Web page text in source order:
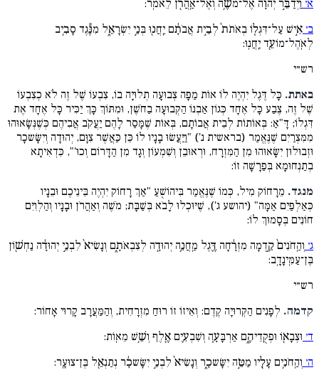
א׳ וַיְדַבֵּ֣ר יְהוָֹ֔ה אֶל־משֶׁ֥ה וְאֶל־אַֽהֲרֹ֖ן לֵאמֹֽר:
ב׳ אִ֣ישׁ עַל־דִּגְל֤וֹ בְאֹתֹת֙ לְבֵ֣ית אֲבֹתָ֔ם יַֽחֲנ֖וּ בְּנֵ֣י יִשְׂרָאֵ֑ל מִנֶּ֕גֶד סָבִ֥יב
לְאֹֽהֶל־מוֹעֵ֖ד יַֽחֲנֽוּ:
רש״י
באתת. כָּל דֶּגֶל יִהְיֶה לוֹ אוֹת מַפָּה צְבוּעָה תְלוּיָה בוֹ, צִבְעוֹ שֶׁל זֶה לֹא כְצִבְעוֹ
שֶׁל זֶה, צֶבַע כָּל אֶחָד כְּגוֹן אַבְנוֹ הַקְּבוּעָה בַחֹשֶׁן, וּמִתּוֹךְ כָּךְ יַכִּיר כָּל אֶחָד אֶת
דִּגְלוֹ; דָּ"אַ: בְּאוֹתוֹת לְבֵית אֲבוֹתָם, בְּאוֹת שֶׁמָּסַר לָהֶם יַעֲקֹב אֲבִיהֶם כְּשֶׁנְּשָׂאוּהוּ
מִמִּצְרַיִם שֶׁנֶּאֱמַר (בראשית נ') "וַיַּעֲשׂוּ בָנָיו לוֹ כֵּן כַּאֲשֶׁר צִוָּם, יְהוּדָה וְיִשָּׂשכָר
וּזְבוּלוּן יִשָּׂאוּהוּ מִן הַמִּזְרָח, וּרְאוּבֵן וְשִׁמְעוֹן וְגָד מִן הַדָּרוֹם וְכוּ'", כִּדְאִיתָא
בְתַנְחוּמָא בְּפַרָשָׁה זוֹ:
מנגד. מֵרָחוֹק מִיל, כְּמוֹ שֶׁנֶּאֱמַר בִּיהוֹשֻׁעַ "אַךְ רָחוֹק יִהְיֶה בֵּינֵיכֶם וּבֵנָיו
כְּאַלְפַּיִם אַמָּה" (יהושע ג'), שֶׁיּוּכְלוּ לָבֹא בְּשַׁבָּת; מֹשֶׁה וְאַהֲרֹן וּבָנָיו וְהַלְוִיִּם
חוֹנִים בְּסָמוּךְ לוֹ:
ג׳ וְהַֽחֹנִים֙ קֵ֣דְמָה מִזְרָ֔חָה דֶּ֛גֶל מַֽחֲנֵ֥ה יְהוּדָ֖ה לְצִבְאֹתָ֑ם וְנָשִׂיא֙ לִבְנֵ֣י יְהוּדָ֔ה נַחְשׁ֖וֹן
בֶּן־עַמִּֽינָדָֽב:
רש״י
קדמה. לְפָנִים הַקְּרוּיָה קֶדֶם: וְאֵיזוֹ זוֹ רוּחַ מִזְרָחִית, וְהַמַּעֲרָב קָרוּי אָחוֹר:
ד׳ וּצְבָא֖וֹ וּפְקֻֽדֵיהֶ֑ם אַרְבָּעָ֧ה וְשִׁבְעִ֛ים אֶ֖לֶף וְשֵׁ֥שׁ מֵאֽוֹת:
ה׳ וְהַֽחֹנִ֥ים עָלָ֖יו מַטֵּ֣ה יִשָּׂשכָ֑ר וְנָשִׂיא֙ לִבְנֵ֣י יִשָּׂשכָ֔ר נְתַנְאֵ֖ל בֶּן־צוּעָֽר: